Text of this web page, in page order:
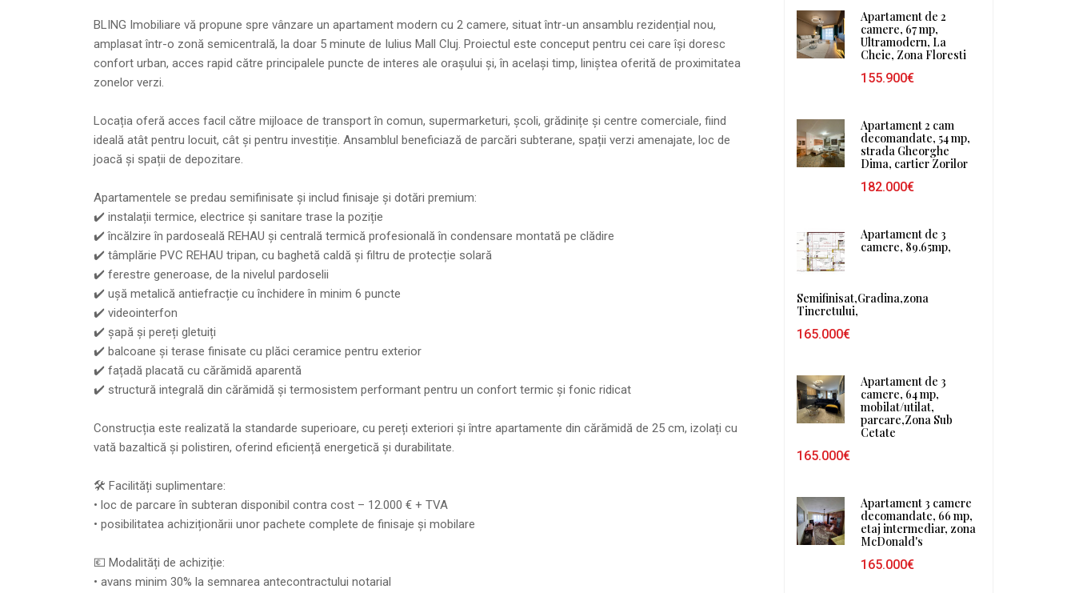
BLING Imobiliare vă propune spre vânzare un apartament modern cu 2 camere, situat într-un ansamblu rezidențial nou,
amplasat într-o zonă semicentrală, la doar 5 minute de Iulius Mall Cluj. Proiectul este conceput pentru cei care își doresc
confort urban, acces rapid către principalele puncte de interes ale orașului și, în același timp, liniștea oferită de proximitatea
zonelor verzi.
Locația oferă acces facil către mijloace de transport în comun, supermarketuri, școli, grădinițe și centre comerciale, fiind
ideală atât pentru locuit, cât și pentru investiție. Ansamblul beneficiază de parcări subterane, spații verzi amenajate, loc de
joacă și spații de depozitare.
Apartamentele se predau semifinisate și includ finisaje și dotări premium:
✔️ instalații termice, electrice și sanitare trase la poziție
✔️ încălzire în pardoseală REHAU și centrală termică profesională în condensare montată pe clădire
✔️ tâmplărie PVC REHAU tripan, cu baghetă caldă și filtru de protecție solară
✔️ ferestre generoase, de la nivelul pardoselii
✔️ ușă metalică antiefracție cu închidere în minim 6 puncte
✔️ videointerfon
✔️ șapă și pereți gletuiți
✔️ balcoane și terase finisate cu plăci ceramice pentru exterior
✔️ fațadă placată cu cărămidă aparentă
✔️ structură integrală din cărămidă și termosistem performant pentru un confort termic și fonic ridicat
Construcția este realizată la standarde superioare, cu pereți exteriori și între apartamente din cărămidă de 25 cm, izolați cu
vată bazaltică și polistiren, oferind eficiență energetică și durabilitate.
🛠️ Facilități suplimentare:
• loc de parcare în subteran disponibil contra cost – 12.000 € + TVA
• posibilitatea achiziționării unor pachete complete de finisaje și mobilare
💶 Modalități de achiziție:
• avans minim 30% la semnarea antecontractului notarial
Apartament de 2
camere, 67 mp,
Ultramodern, La
Cheie, Zona Floresti
155.900€
Apartament 2 cam
decomandate, 54 mp,
strada Gheorghe
Dima, cartier Zorilor
182.000€
Apartament de 3
camere, 89.65mp,
Semifinisat,Gradina,zona
Tineretului,
165.000€
Apartament de 3
camere, 64 mp,
mobilat/utilat,
parcare,Zona Sub
Cetate
165.000€
Apartament 3 camere
decomandate, 66 mp,
etaj intermediar, zona
McDonald's
165.000€